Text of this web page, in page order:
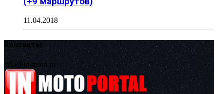
11.04.2018
Контакты
info@in-moto.ru